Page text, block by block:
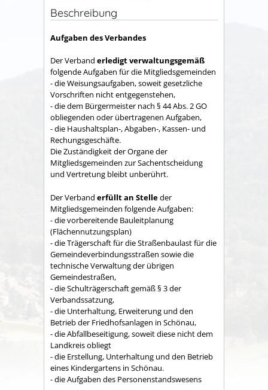
Beschreibung
Aufgaben des Verbandes
Der Verband erledigt verwaltungsgemäß
folgende Aufgaben für die Mitgliedsgemeinden
- die Weisungsaufgaben, soweit gesetzliche
Vorschriften nicht entgegenstehen,
- die dem Bürgermeister nach § 44 Abs. 2 GO
obliegenden oder übertragenen Aufgaben,
- die Haushaltsplan-, Abgaben-, Kassen- und
Rechungs­geschäfte.
Die Zuständigkeit der Organe der
Mitgliedsgemeinden zur Sachent­scheidung
und Vertretung bleibt unberührt.
Der Verband erfüllt an Stelleder
Mitgliedsgemeinden folgende Aufgaben:
- die vorbereitende Bauleitplanung
(Flächennutzungsplan)
- die Trägerschaft für die Straßenbaulast für die
Gemeindeverbindungsstraßen sowie die
technische Verwaltung der übrigen
Gemeindestraßen,
- die Schulträgerschaft gemäß § 3 der
Verbandssatzung,
- die Unterhaltung, Erweiterung und den
Betrieb der Friedhofsanlagen in Schönau,
- die Abfallbeseitigung, soweit diese nicht dem
Land­kreis obliegt
- die Erstellung, Unterhaltung und den Betrieb
eines Kindergartens in Schönau.
- die Aufgaben des Personenstandswesens